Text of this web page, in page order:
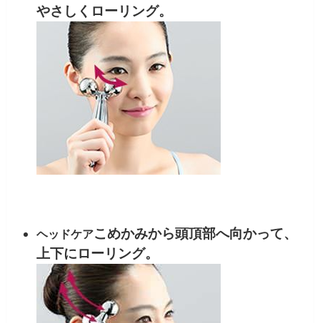
やさしくローリング。
ヘッドケアこめかみから頭頂部へ向かって、
上下にローリング。